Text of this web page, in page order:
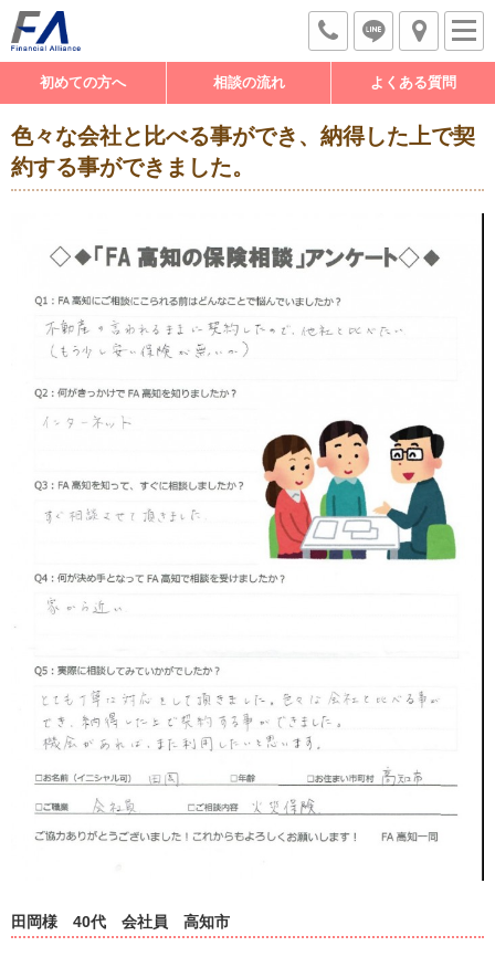
初めての方へ 相談の流れ よくある質問
色々な会社と比べる事ができ、納得した上で契
約する事ができました。
田岡様 40代 会社員 高知市